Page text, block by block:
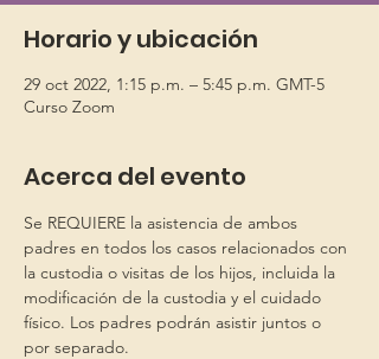
Horario y ubicación
29 oct 2022, 1:15 p.m. – 5:45 p.m. GMT-5
Curso Zoom
Acerca del evento
Se REQUIERE la asistencia de ambos
padres en todos los casos relacionados con
la custodia o visitas de los hijos, incluida la
modificación de la custodia y el cuidado
físico. Los padres podrán asistir juntos o
por separado.